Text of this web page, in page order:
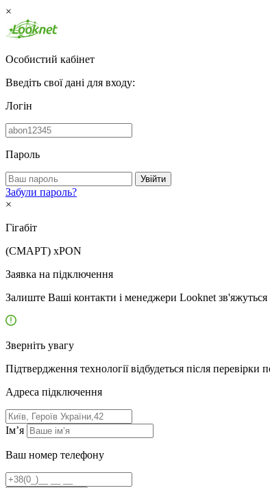
×
Особистий кабінет
Введіть свої дані для входу:
Логін
Пароль
Увійти
Забули пароль?
×
Гігабіт
(СМАРТ) xPON
Заявка на підключення
Залиште Ваші контакти і менеджери Looknet
Зверніть увагу
Підтвердження технології відбудеться після перевірки
Адресa підключення
Ім’я
Ваш номер телефону